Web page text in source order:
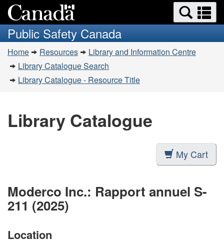
to
main
content
to
basic
HTML
version
Search
and
menus
Public Safety Canada
You
are
here:
Home Resources
Library and Information Centre
Library Catalogue Search
Library Catalogue - Resource Title
Library Catalogue
My Cart
Moderco Inc.: Rapport annuel S-
211 (2025)
Location